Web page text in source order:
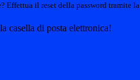
Effettua il reset della password tramite la
casella di posta elettronica!